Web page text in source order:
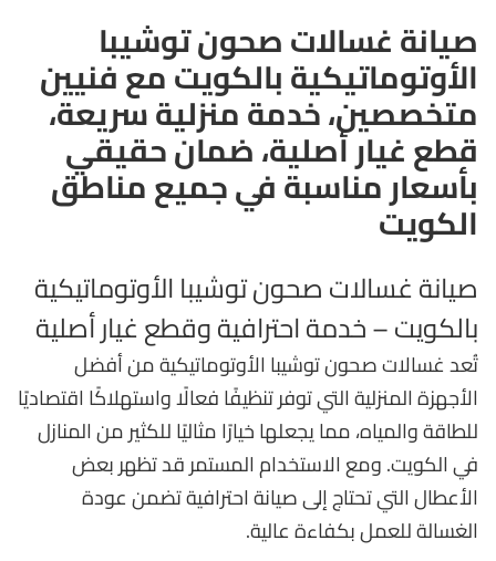
صيانة غسالات صحون توشيبا
الأوتوماتيكية بالكويت مع فنيين
متخصصين، خدمة منزلية سريعة،
قطع غيار أصلية، ضمان حقيقي
بأسعار مناسبة في جميع مناطق
الكويت
صيانة غسالات صحون توشيبا الأوتوماتيكية
بالكويت – خدمة احترافية وقطع غيار أصلية
تُعد غسالات صحون توشيبا الأوتوماتيكية من أفضل
الأجهزة المنزلية التي توفر تنظيفًا فعالًا واستهلاكًا اقتصاديًا
للطاقة والمياه، مما يجعلها خيارًا مثاليًا للكثير من المنازل
في الكويت. ومع الاستخدام المستمر قد تظهر بعض
الأعطال التي تحتاج إلى صيانة احترافية تضمن عودة
الغسالة للعمل بكفاءة عالية.